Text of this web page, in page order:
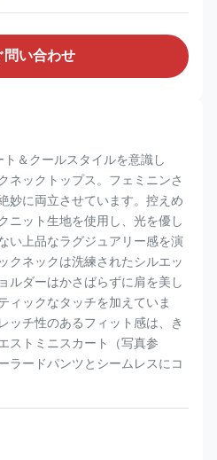
問い合わせ
＆クールスタイルを意識し
ネックトップス。フェミニンさ
妙に両立させています。控えめ
ニット生地を使用し、光を優し
い上品なラグジュアリー感を演
クネックは洗練されたシルエッ
ルダーはかさばらずに肩を美し
ィックなタッチを加えていま
ッチ性のあるフィット感は、き
ストミニスカート（写真参
ラードパンツとシームレスにコ